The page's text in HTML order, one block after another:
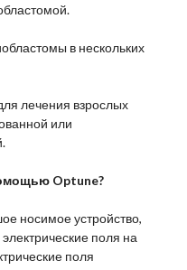
в нескольких
лечения взрослых
или
Optune?
носимое устройство,
поля на
поля